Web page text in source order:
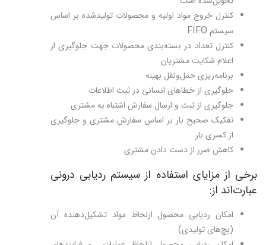
كنترل خروج مواد اوليه و محصولات تولیدشده بر اساس
سيستم FIFO
کنترل تعداد در بسته‌بندی محصولات جهت جلوگیری از
اعلام شکایت مشتریان
برنامه‌ریزی حمل‌ونقل بهینه
جلوگیری از خطاهای انسانی در ثبت اطلاعات
جلوگیری از ثبت و ارسال سفارش اشتباه به مشتری
تفکیک صحیح بار بر اساس سفارش مشتری و جلوگیری
از کسری بار
کاهش ضرر از دست دادن مشتری
برخی از مزایای استفاده از سیستم ردیابی درونی
عبارت‌اند از:
امکان ردیابی محصول ازلحاظ مواد تشکیل‌دهنده آن
(بچ‌های تولیدی)